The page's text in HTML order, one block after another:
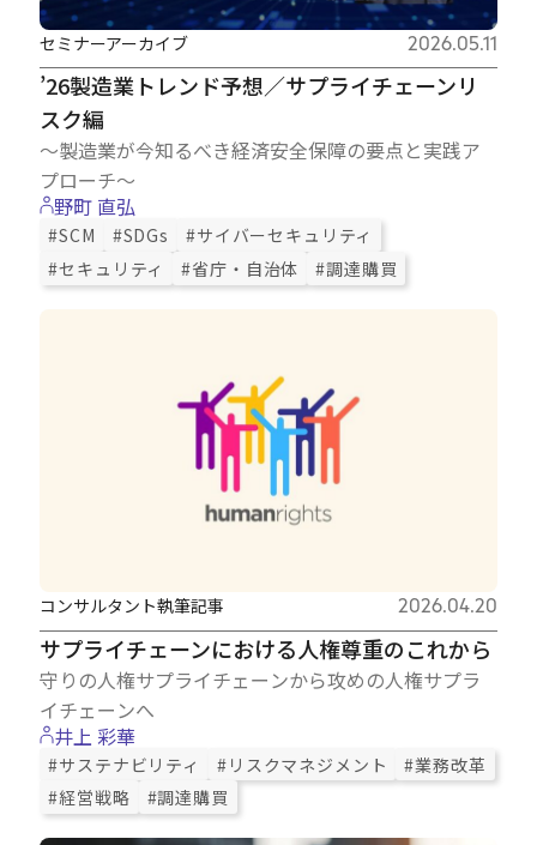
’26製造業トレンド予想／サプライチェーンリ
スク編
〜製造業が今知るべき経済安全保障の要点と実践ア
プローチ〜
セミナーアーカイブ 2026.05.11
野町 直弘
#SCM #SDGs
#サイバーセキュリティ
#セキュリティ
#省庁・自治体 #調達購買
サプライチェーンにおける人権尊重のこれから
守りの人権サプライチェーンから攻めの人権サプラ
イチェーンへ
コンサルタント執筆記事 2026.04.20
井上 彩華
#サステナビリティ #リスクマネジメント
#業務改革
#経営戦略
#調達購買